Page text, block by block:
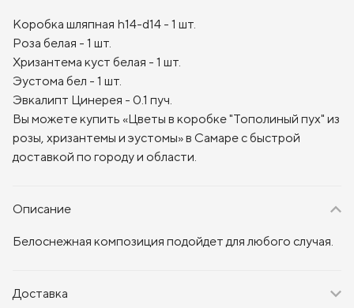
Коробка шляпная h14-d14 - 1 шт.
Роза белая - 1 шт.
Хризантема куст белая - 1 шт.
Эустома бел - 1 шт.
Эвкалипт Цинерея - 0.1 пуч.
Вы можете купить «Цветы в коробке "Тополиный пух" из
розы, хризантемы и эустомы» в Самаре с быстрой
доставкой по городу и области.
Описание
Белоснежная композиция подойдет для любого случая.
Доставка